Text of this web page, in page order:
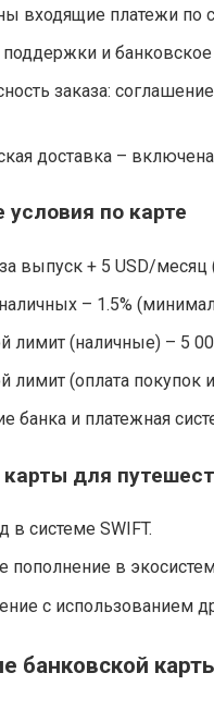
входящие платежи по
и
заказа:
доставка –
по карте
выпуск + 5 USD/месяц
– 1.5%
лимит (наличные) – 5
лимит (оплата покупок
банка и платежная
для
в системе SWIFT.
пополнение в
с использованием
банковской